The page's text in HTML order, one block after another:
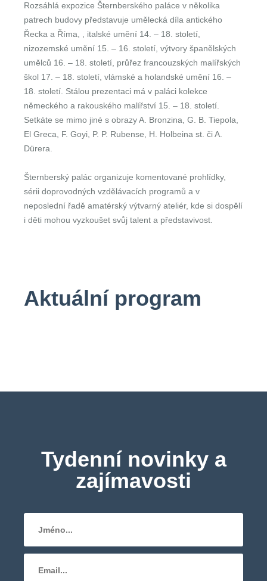
Rozsáhlá expozice Šternberského paláce v několika
patrech budovy představuje umělecká díla antického
Řecka a Říma, , italské umění 14. – 18. století,
nizozemské umění 15. – 16. století, výtvory španělských
umělců 16. – 18. století, průřez francouzských malířských
škol 17. – 18. století, vlámské a holandské umění 16. –
18. století. Stálou prezentaci má v paláci kolekce
německého a rakouského malířství 15. – 18. století.
Setkáte se mimo jiné s obrazy A. Bronzina, G. B. Tiepola,
El Greca, F. Goyi, P. P. Rubense, H. Holbeina st. či A.
Dürera.
Šternberský palác organizuje komentované prohlídky,
sérii doprovodných vzdělávacích programů a v
neposlední řadě amatérský výtvarný ateliér, kde si dospělí
i děti mohou vyzkoušet svůj talent a představivost.
Aktuální program
Tydenní novinky a
zajímavosti